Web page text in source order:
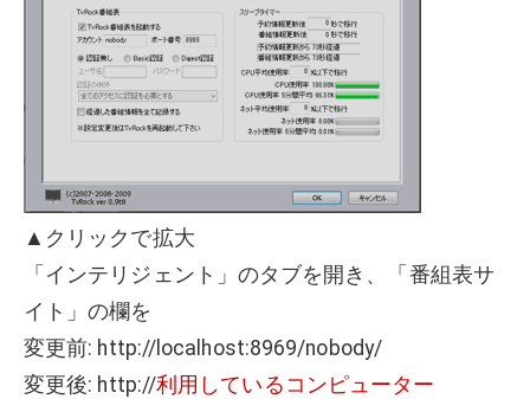
▲クリックで拡大
「インテリジェント」のタブを開き、「番組表サ
イト」の欄を
変更前: http://localhost:8969/nobody/
変更後: http://利用しているコンピューター